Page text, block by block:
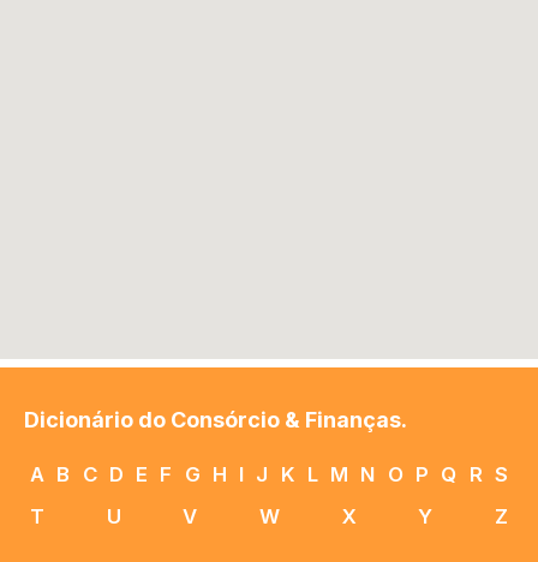
Dicionário do Consórcio & Finanças.
A B C D E F G H I J K L M N O P Q R S
T
U V W X Y Z